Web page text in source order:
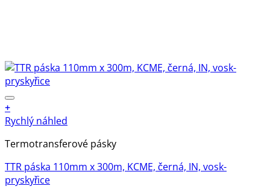
+
Rychlý náhled
Termotransferové pásky
TTR páska 110mm x 300m, KCME, černá, IN, vosk-
pryskyřice